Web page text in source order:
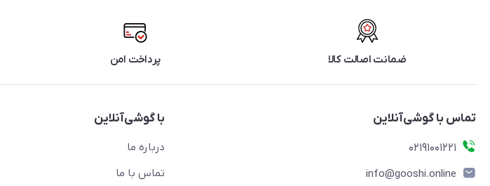
ضمانت اصالت کالا پرداخت امن
تماس با گوشی‌آنلاین
۰۲۱91001221
info@gooshi.online
با گوشی‌آنلاین
درباره ما
تماس با ما